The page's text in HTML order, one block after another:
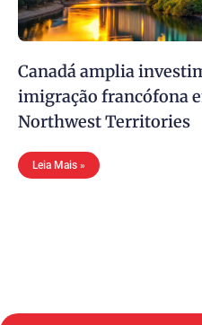
Canadá amplia
imigração francófona
Northwest Territories
Leia Mais »